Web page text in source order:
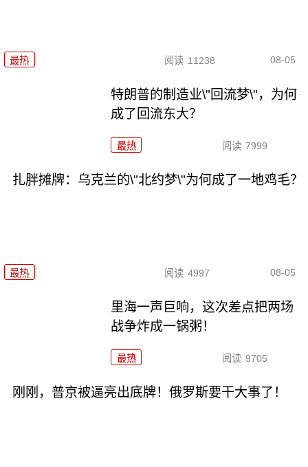
最热 阅读 11238 08-05
特朗普的制造业\"回流梦\"，为何
成了回流东大？
最热 阅读 7999
扎胖摊牌：乌克兰的\"北约梦\"为何成了一地鸡毛？
最热 阅读 4997 08-05
里海一声巨响，这次差点把两场
战争炸成一锅粥！
最热 阅读 9705
刚刚，普京被逼亮出底牌！俄罗斯要干大事了！